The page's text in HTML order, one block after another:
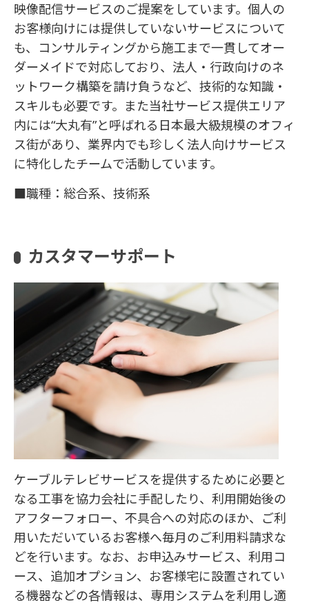
映像配信サービスのご提案をしています。個人の
お客様向けには提供していないサービスについて
も、コンサルティングから施工まで一貫してオー
ダーメイドで対応しており、法人・行政向けのネ
ットワーク構築を請け負うなど、技術的な知識・
スキルも必要です。また当社サービス提供エリア
内には“大丸有”と呼ばれる日本最大級規模のオフィ
ス街があり、業界内でも珍しく法人向けサービス
に特化したチームで活動しています。
■職種：総合系、技術系
カスタマーサポート
ケーブルテレビサービスを提供するために必要と
なる工事を協力会社に手配したり、利用開始後の
アフターフォロー、不具合への対応のほか、ご利
用いただいているお客様へ毎月のご利用料請求な
どを行います。なお、お申込みサービス、利用コ
ース、追加オプション、お客様宅に設置されてい
る機器などの各情報は、専用システムを利用し適